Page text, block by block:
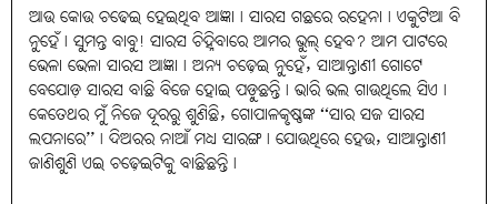
ଆଉ କୋଉ ଚଢେଇ ହେଇଥିବ ଆଜ୍ଞା। ସାରସ ଗଛରେ ରହେନା। ଏକୁଟିଆ ବି
ନୁହେଁ। ସୁମନ୍ତ ବାବୁ! ସାରସ ଚିହ୍ନିବାରେ ଆମର ଭୁଲ୍‌ ହେବ? ଆମ ପାଟରେ
ଭେଳା ଭେଳା ସାରସ ଆଜ୍ଞା। ଅନ୍ୟ ଚଢ଼େଇ ନୁହେଁ, ସାଆନ୍ତାଣୀ ଗୋଟେ
ବେଯୋଡ଼ ସାରସ ବାଛି ବିଜେ ହୋଇ ପଡ଼ୁଛନ୍ତି। ଭାରି ଭଲ ଗାଉଥିଲେ ସିଏ।
କେତେଥର ମୁଁ ନିଜେ ଦୂରରୁ ଶୁଣିଛି, ଗୋପାଳକୃଷ୍ଣଙ୍କ ‘‘ସାର ସଜ ସାରସ
ଲପନାରେ’’। ଦିଅରର ନାଆଁ ମଧ୍ୟ ସାରଙ୍ଗ। ଯୋଉଥିରେ ହେଉ, ସାଆନ୍ତାଣୀ
ଜାଣିଶୁଣି ଏଇ ଚଢ଼େଇଟିକୁ ବାଛିଛନ୍ତି।